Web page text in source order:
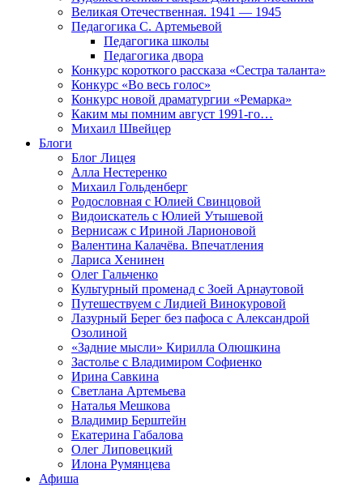
Великая Отечественная. 1941 — 1945
Педагогика С. Артемьевой
Педагогика школы
Педагогика двора
Конкурс короткого рассказа «Сестра таланта»
Конкурс «Во весь голос»
Конкурс новой драматургии «Ремарка»
Каким мы помним август 1991-го…
Михаил Швейцер
Блоги
Блог Лицея
Алла Нестеренко
Михаил Гольденберг
Родословная с Юлией Свинцовой
Видоискатель с Юлией Утышевой
Вернисаж с Ириной Ларионовой
Валентина Калачёва. Впечатления
Лариса Хенинен
Олег Гальченко
Культурный променад с Зоей Арнаутовой
Путешествуем с Лидией Винокуровой
Лазурный Берег без пафоса с Александрой
Озолиной
«Задние мысли» Кирилла Олюшкина
Застолье с Владимиром Софиенко
Ирина Савкина
Светлана Артемьева
Наталья Мешкова
Владимир Берштейн
Екатерина Габалова
Олег Липовецкий
Илона Румянцева
Афиша